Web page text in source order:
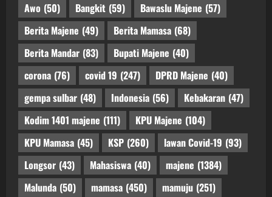
Awo (50) Bangkit (59) Bawaslu Majene (57)
Berita Majene (49) Berita Mamasa (68)
Berita Mandar (83) Bupati Majene (40)
corona (76) covid 19 (247) DPRD Majene (40)
gempa sulbar (48) Indonesia (56) Kebakaran (47)
Kodim 1401 majene (111) KPU Majene (104)
KPU Mamasa (45) KSP (260) lawan Covid-19 (93)
Longsor (43) Mahasiswa (40) majene (1384)
Malunda (50) mamasa (450) mamuju (251)